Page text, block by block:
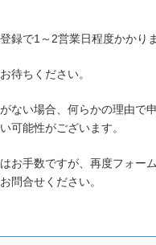
録で1～2営業日程度かかりま
待ちください。
ない場合、何らかの理由で
可能性がございます。
お手数ですが、再度フォー
問合せください。